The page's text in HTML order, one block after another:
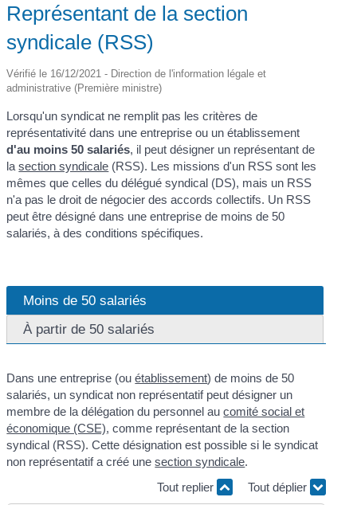
Représentant de la section
syndicale (RSS)
Vérifié le 16/12/2021 - Direction de l'information légale et
administrative (Première ministre)
Lorsqu'un syndicat ne remplit pas les critères de
représentativité dans une entreprise ou un établissement
d'au moins 50 salariés, il peut désigner un représentant de
lasection syndicale (RSS). Les missions d'un RSS sont les
mêmes que celles du délégué syndical (DS), mais un RSS
n'a pas le droit de négocier des accords collectifs. Un RSS
peut être désigné dans une entreprise de moins de 50
salariés, à des conditions spécifiques.
Moins de 50 salariés
À partir de 50 salariés
Dans une entreprise (ouétablissement) de moins de 50
salariés, un syndicat non représentatif peut désigner un
membre de la délégation du personnel aucomité social et
économique (CSE), comme représentant de la section
syndical (RSS). Cette désignation est possible si le syndicat
non représentatif a créé unesection syndicale.
Tout replier
Tout déplier